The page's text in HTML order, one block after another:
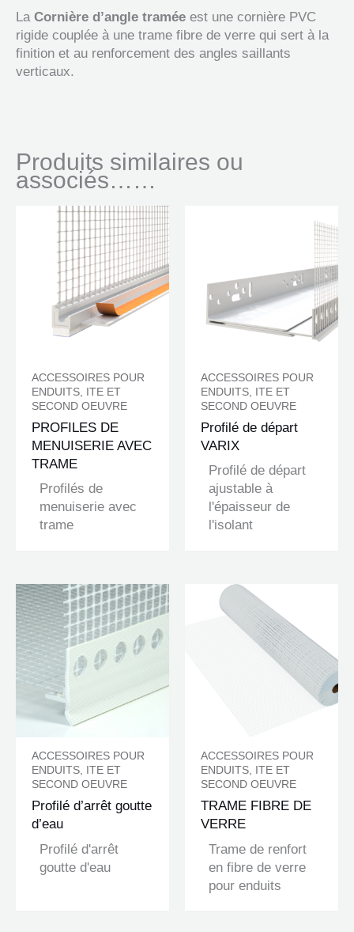
La Cornière d’angle tramée est une cornière PVC
rigide couplée à une trame fibre de verre qui sert à la
finition et au renforcement des angles saillants
verticaux.
Produits similaires ou
associés……
ACCESSOIRES POUR
ENDUITS, ITE ET
SECOND OEUVRE
PROFILES DE
MENUISERIE AVEC
TRAME
Profilés de
menuiserie avec
trame
ACCESSOIRES POUR
ENDUITS, ITE ET
SECOND OEUVRE
Profilé de départ
VARIX
Profilé de départ
ajustable à
l'épaisseur de
l'isolant
ACCESSOIRES POUR
ENDUITS, ITE ET
SECOND OEUVRE
Profilé d’arrêt goutte
d’eau
Profilé d'arrêt
goutte d'eau
ACCESSOIRES POUR
ENDUITS, ITE ET
SECOND OEUVRE
TRAME FIBRE DE
VERRE
Trame de renfort
en fibre de verre
pour enduits